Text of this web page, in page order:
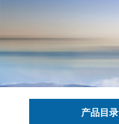
产品目录